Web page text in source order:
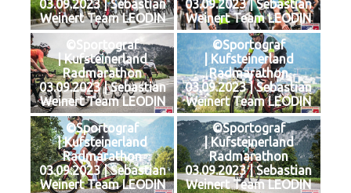
03.09.2023 | Sebastian
Weinert Team LEODIN
03.09.2023 | Sebastian
Weinert Team LEODIN
©Sportograf
| Kufsteinerland
Radmarathon
03.09.2023 | Sebastian
Weinert Team LEODIN
©Sportograf
| Kufsteinerland
Radmarathon
03.09.2023 | Sebastian
Weinert Team LEODIN
©Sportograf
| Kufsteinerland
Radmarathon
03.09.2023 | Sebastian
Weinert Team LEODIN
©Sportograf
| Kufsteinerland
Radmarathon
03.09.2023 | Sebastian
Weinert Team LEODIN